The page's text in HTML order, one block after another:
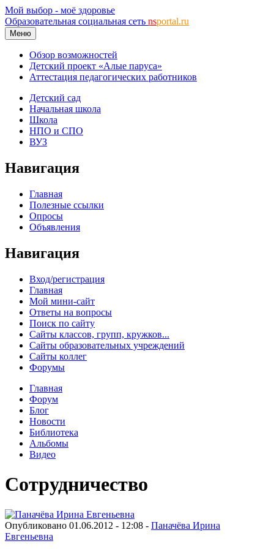
Мой выбор - моё здоровье
Образовательная социальная сеть nsportal.ru
Меню
Обзор возможностей
Детский проект «Алые паруса»
Аттестация педагогических работников
Детский сад
Начальная школа
Школа
НПО и СПО
ВУЗ
Навигация
Главная
Полезные ссылки
Опросы
Объявления
Навигация
Вход/регистрация
Главная
Мой мини-сайт
Ответы на вопросы
Поиск по сайту
Сайты классов, групп, кружков...
Сайты образовательных учреждений
Сайты коллег
Форумы
Главная
Форум
Блог
Новости
Библиотека
Альбомы
Видео
Сотрудничество
Опубликовано 01.06.2012 - 12:08 - Паначёва Ирина
Евгеньевна